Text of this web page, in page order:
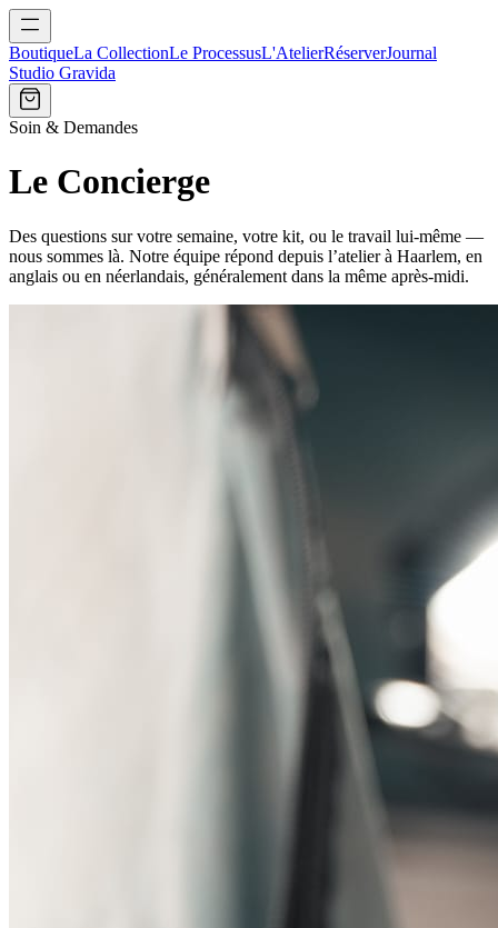
BoutiqueLa CollectionLe ProcessusL'AtelierRéserverJournal
Studio Gravida
Soin & Demandes
Le Concierge
Des questions sur votre semaine, votre kit, ou le travail lui-même —
nous sommes là. Notre équipe répond depuis l’atelier à Haarlem, en
anglais ou en néerlandais, généralement dans la même après-midi.